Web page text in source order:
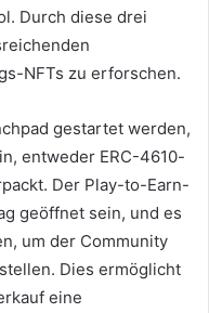
Durch diese drei
NFTs zu erforschen.
gestartet werden,
entweder ERC-4610-
Der Play-to-Earn-
geöffnet sein, und es
um der Community
Dies ermöglicht
eine